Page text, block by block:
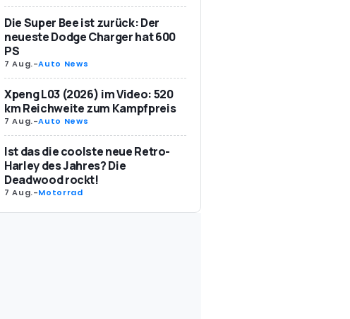
Die Super Bee ist zurück: Der
neueste Dodge Charger hat 600
PS
7 Aug.-Auto News
Xpeng L03 (2026) im Video: 520
km Reichweite zum Kampfpreis
7 Aug.-Auto News
Ist das die coolste neue Retro-
Harley des Jahres? Die
Deadwood rockt!
7 Aug.-Motorrad